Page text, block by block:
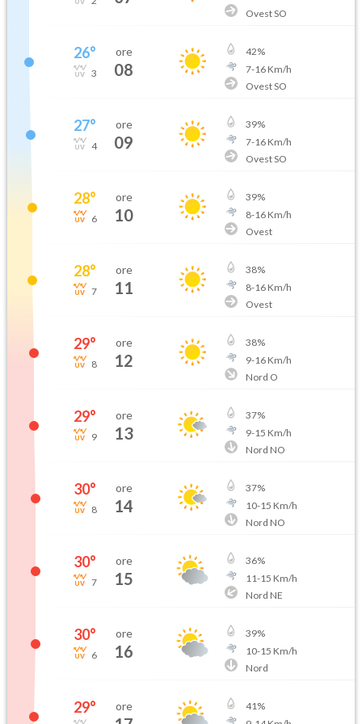
Ovest SO
26°
3
ore
08
42%
7-16Km/h
Ovest SO
27°
4
ore
09
39%
7-16Km/h
Ovest SO
28°
6
ore
10
39%
8-16Km/h
Ovest
28°
7
ore
11
38%
8-16Km/h
Ovest
29°
8
ore
12
38%
9-16Km/h
Nord O
29°
9
ore
13
37%
9-15 Km/h
Nord NO
30°
8
ore
14
37%
10-15 Km/h
Nord NO
30°
7
ore
15
36%
11-15 Km/h
Nord NE
30°
6
ore
16
39%
10-15 Km/h
Nord
29° ore 41%